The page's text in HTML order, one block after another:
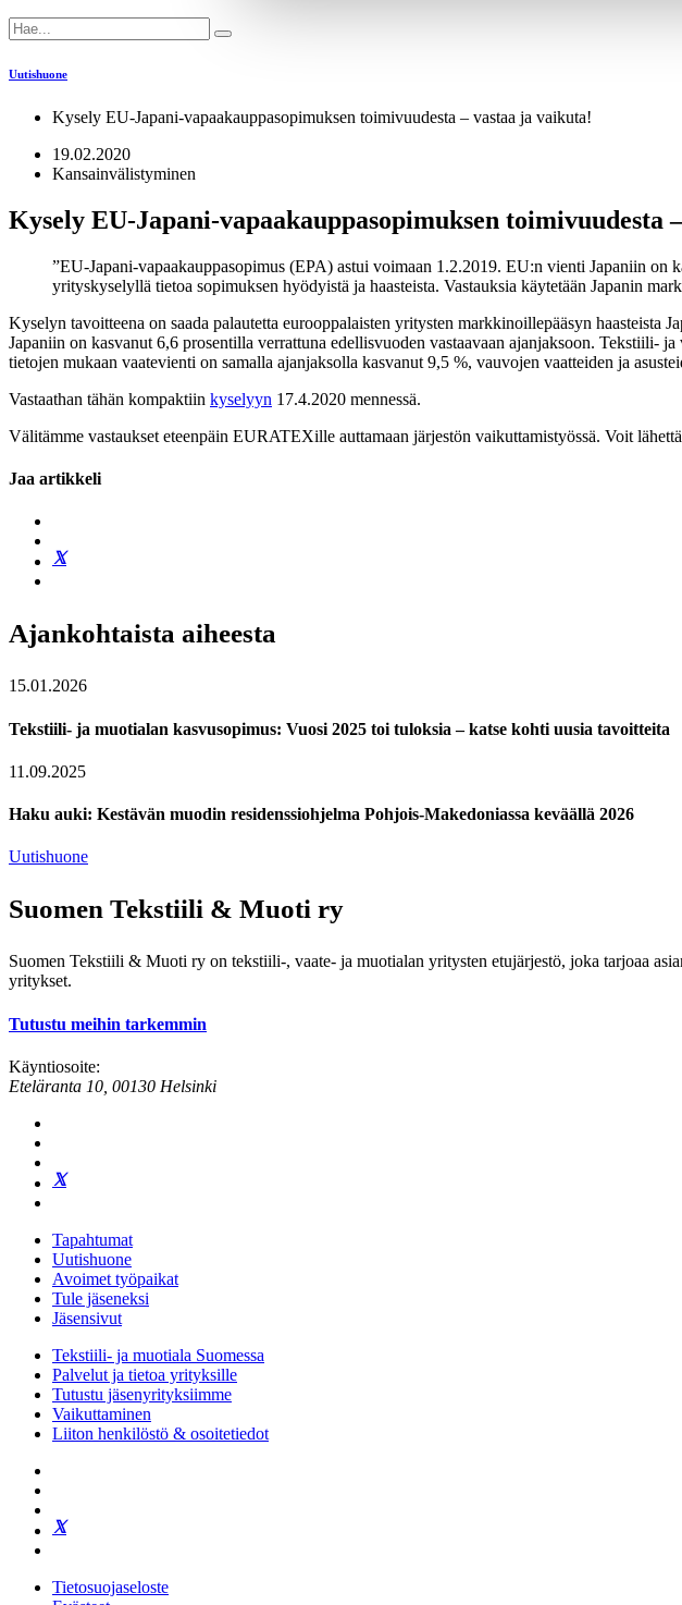
Uutishuone
Kysely EU-Japani-vapaakauppasopimuksen toimivuudesta – vastaa ja vaikuta!
19.02.2020
Kansainvälistyminen
Kysely EU-Japani-vapaakauppasopimuksen toimivuudesta
EU-Japani-vapaakauppasopimus (EPA) astui voimaan 1.2.2019. EU:n vienti Japaniin
yrityskyselyllä tietoa sopimuksen hyödyistä ja haasteista. Vastauksia käytetään Japanin
Kyselyn tavoitteena on saada palautetta eurooppalaisten yritysten markkinoillepääsyn
Japaniin on kasvanut 6,6 prosentilla verrattuna edellisvuoden vastaavaan ajanjaksoon.
tietojen mukaan vaatevienti on samalla ajanjaksolla kasvanut 9,5 %, vauvojen vaatteiden ja
Vastaathan tähän kompaktiin kyselyyn 17.4.2020 mennessä.
Välitämme vastaukset eteenpäin EURATEXille auttamaan järjestön vaikuttamistyössä. Voit
Jaa artikkeli
Ajankohtaista aiheesta
15.01.2026
Tekstiili- ja muotialan kasvusopimus: Vuosi 2025 toi tuloksia – katse kohti uusia tavoitteita
11.09.2025
Haku auki: Kestävän muodin residenssiohjelma Pohjois-Makedoniassa keväällä 2026
Uutishuone
Suomen Tekstiili & Muoti ry
Suomen Tekstiili & Muoti ry on tekstiili-, vaate- ja muotialan yritysten etujärjestö, joka tarjoaa
yritykset.
Tutustu meihin tarkemmin
Käyntiosoite:
Eteläranta 10, 00130 Helsinki
Tapahtumat
Uutishuone
Avoimet työpaikat
Tule jäseneksi
Jäsensivut
Tekstiili- ja muotiala Suomessa
Palvelut ja tietoa yrityksille
Tutustu jäsenyrityksiimme
Vaikuttaminen
Liiton henkilöstö & osoitetiedot
Tietosuojaseloste